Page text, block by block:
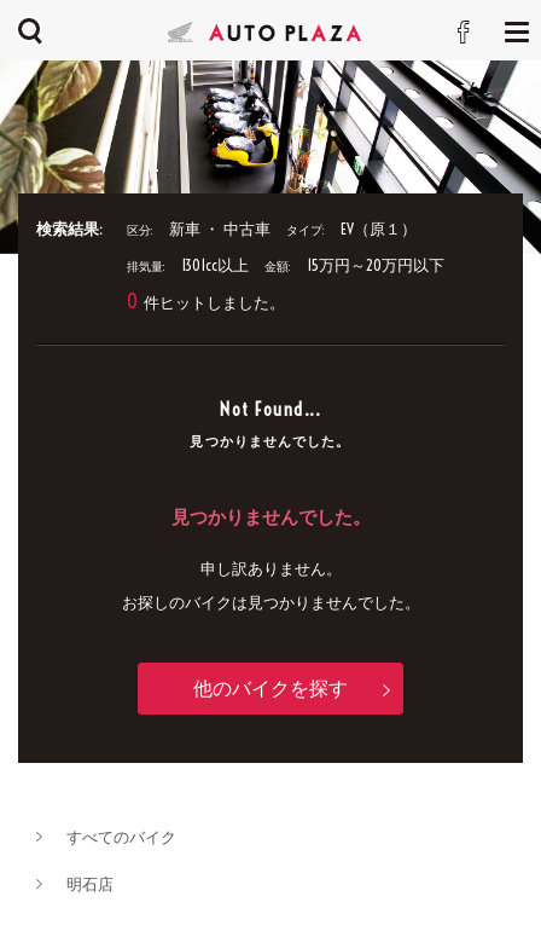
検索結果: 区分: 新車 ・ 中古車 タイプ: EV（原１）
排気量: 1301cc以上 金額: 15万円～20万円以下
0 件ヒットしました。
Not Found...
見つかりませんでした。
見つかりませんでした。
申し訳ありません。
お探しのバイクは見つかりませんでした。
他のバイクを探す
すべてのバイク
明石店
新車